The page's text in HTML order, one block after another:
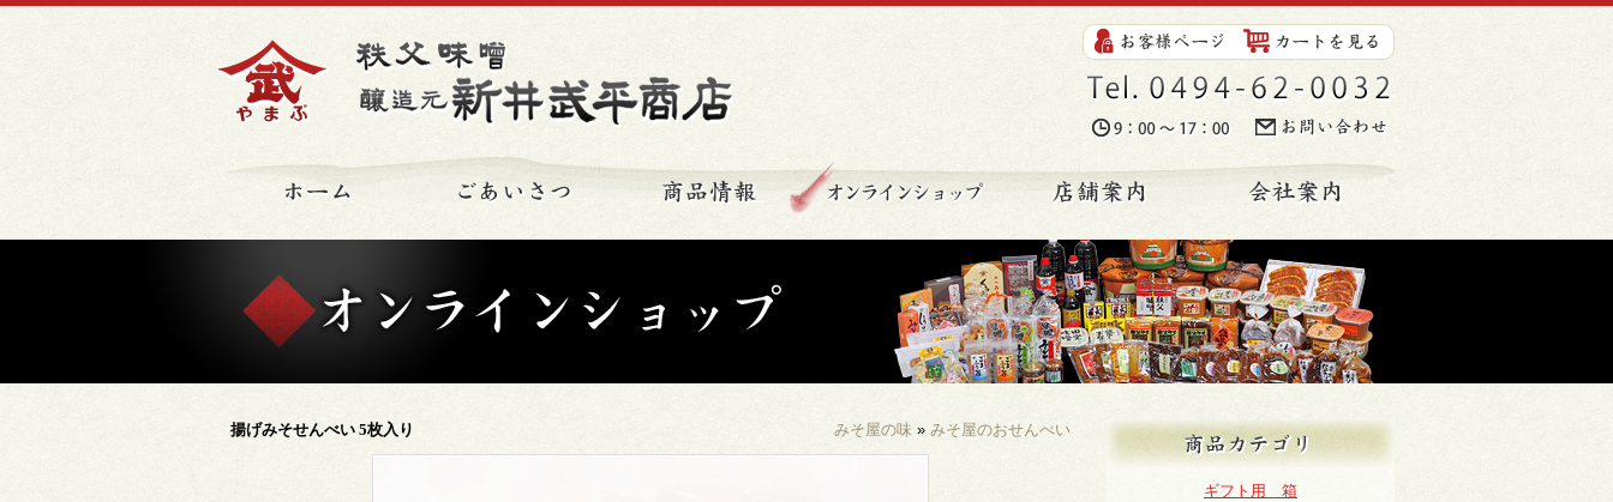
時間. 9:00～17:00
ホーム ごあいさつ 商品情報 オンラインショップ 店舗案内
揚げみそせんべい 5枚入り みそ屋の味 » みそ屋のおせんべい
ギフト用 箱